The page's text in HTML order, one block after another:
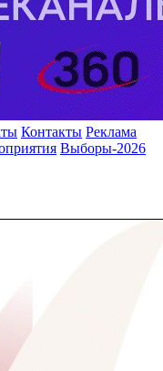
Контакты Реклама
Выборы-2026